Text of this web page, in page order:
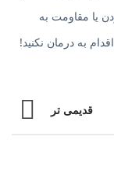
یا مقاومت به
به درمان نکنید!
قدیمی تر